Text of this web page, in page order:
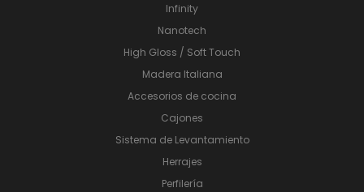
Infinity
Nanotech
High Gloss / Soft Touch
Madera Italiana
Accesorios de cocina
Cajones
Sistema de Levantamiento
Herrajes
Perfilería